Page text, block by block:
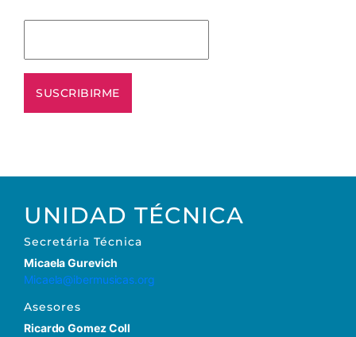
UNIDAD TÉCNICA
Secretária Técnica
Micaela Gurevich
Micaela@ibermusicas.org
Asesores
Ricardo Gomez Coll